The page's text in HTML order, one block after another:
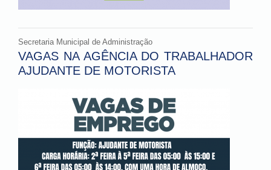
Secretaria Municipal de Administração
VAGAS NA AGÊNCIA DO TRABALHADOR
AJUDANTE DE MOTORISTA